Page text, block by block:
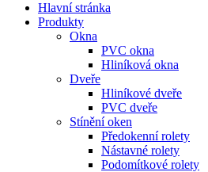
Hlavní stránka
Produkty
Okna
PVC okna
Hliníková okna
Dveře
Hliníkové dveře
PVC dveře
Stínění oken
Předokenní rolety
Nástavné rolety
Podomítkové rolety